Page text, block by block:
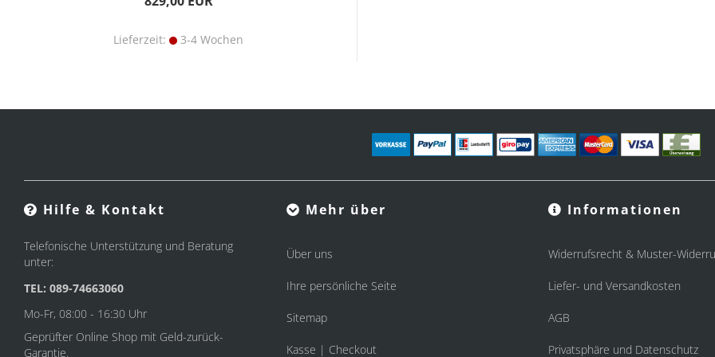
Lieferzeit: 3-4 Wochen
Hilfe & Kontakt
Telefonische Unterstützung und Beratung
unter:
TEL: 089-74663060
Mo-Fr, 08:00 - 16:30 Uhr
Geprüfter Online Shop mit Geld-zurück-
Garantie.
Mehr über
Über uns
Ihre persönliche Seite
Sitemap
Kasse | Checkout
Informationen
Widerrufsrecht & Muster-
Liefer- und Versandkosten
AGB
Privatsphäre und Datenschutz